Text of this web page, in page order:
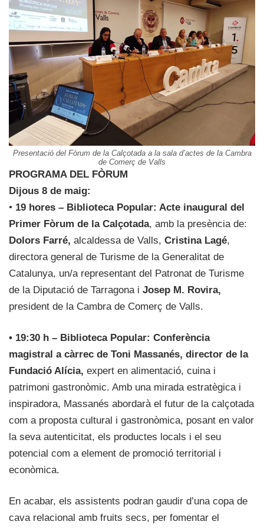
Presentació del Fòrum de la Calçotada a la sala d’actes de la Cambra
de Comerç de Valls
PROGRAMA DEL FÒRUM
Dijous 8 de maig:
• 19 hores – Biblioteca Popular: Acte inaugural del
Primer Fòrum de la Calçotada, amb la presència de:
Dolors Farré, alcaldessa de Valls, Cristina Lagé,
directora general de Turisme de la Generalitat de
Catalunya, un/a representant del Patronat de Turisme
de la Diputació de Tarragona i Josep M. Rovira,
president de la Cambra de Comerç de Valls.
• 19:30 h – Biblioteca Popular: Conferència
magistral a càrrec de Toni Massanés, director de la
Fundació Alícia, expert en alimentació, cuina i
patrimoni gastronòmic. Amb una mirada estratègica i
inspiradora, Massanés abordarà el futur de la calçotada
com a proposta cultural i gastronòmica, posant en valor
la seva autenticitat, els productes locals i el seu
potencial com a element de promoció territorial i
econòmica.
En acabar, els assistents podran gaudir d’una copa de
cava relacional amb fruits secs, per fomentar el